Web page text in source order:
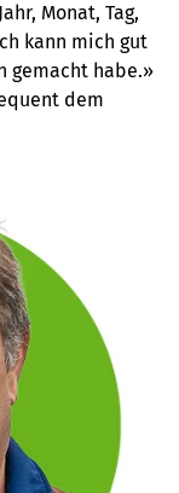
Monat, Tag,
kann mich gut
gemacht habe.»
dem